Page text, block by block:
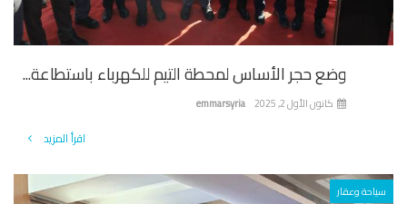
وضع حجر الأساس لمحطة التيم للكهرباء باستطاعة...
emmarsyria كانون الأول 2, 2025
اقرأ المزيد
وعقار